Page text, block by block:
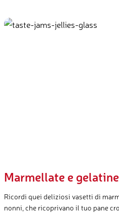
Marmellate e gelatine
Ricordi quei deliziosi vasetti di
nonni, che ricoprivano il tuo pane